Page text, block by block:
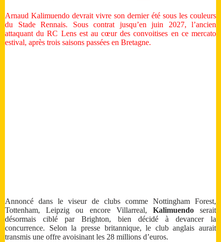
Arnaud Kalimuendo devrait vivre son dernier été sous les couleurs
du Stade Rennais. Sous contrat jusqu’en juin 2027, l’ancien
attaquant du RC Lens est au cœur des convoitises en ce mercato
estival, après trois saisons passées en Bretagne.
Annoncé dans le viseur de clubs comme Nottingham Forest,
Tottenham, Leipzig ou encore Villarreal, Kalimuendoserait
désormais ciblé par Brighton, bien décidé à devancer la
concurrence. Selon la presse britannique, le club anglais aurait
transmis une offre avoisinant les 28 millions d’euros.